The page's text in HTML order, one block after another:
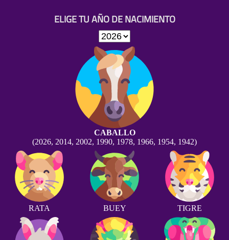
ELIGE TU AÑO DE NACIMIENTO
CABALLO
(2026, 2014, 2002, 1990, 1978, 1966, 1954, 1942)
RATA BUEY TIGRE